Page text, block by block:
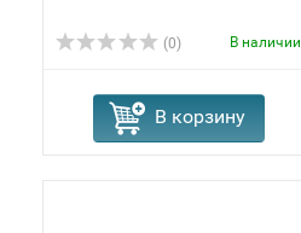
(0) В наличии
В корзину